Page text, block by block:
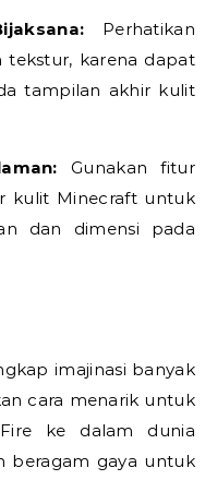
Perhatikan
tekstur, karena dapat
tampilan akhir kulit
Gunakan fitur
kulit Minecraft untuk
dan dimensi pada
imajinasi banyak
cara menarik untuk
ke dalam dunia
beragam gaya untuk